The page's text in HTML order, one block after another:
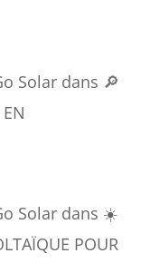
Solardans 🔎
Solardans ☀️
POUR